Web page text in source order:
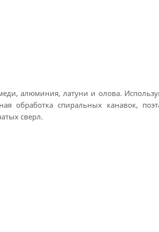
алюминия, латуни и олова.
обработка спиральных канавок,
сверл.